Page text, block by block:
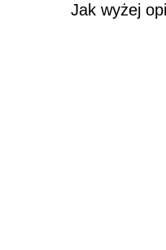
Jak wyżej